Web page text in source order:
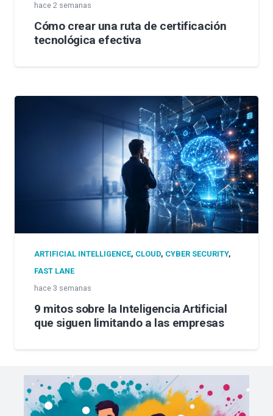
hace 2 semanas
Cómo crear una ruta de certificación
tecnológica efectiva
ARTIFICIAL INTELLIGENCE, CLOUD, CYBER SECURITY,
FAST LANE
hace 3 semanas
9 mitos sobre la Inteligencia Artificial
que siguen limitando a las empresas